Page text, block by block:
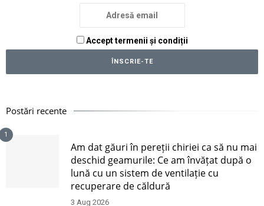
Accept termenii și condiții
Postări recente
1
Am dat găuri în pereții chiriei ca să nu mai
deschid geamurile: Ce am învățat după o
lună cu un sistem de ventilație cu
recuperare de căldură
3 Aug 2026